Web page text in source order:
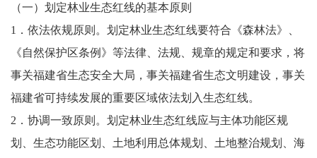
（一）划定林业生态红线的基本原则
1．依法依规原则。划定林业生态红线要符合《森林法》、
《自然保护区条例》等法律、法规、规章的规定和要求，将
事关福建省生态安全大局，事关福建省生态文明建设，事关
福建省可持续发展的重要区域依法划入生态红线。
2．协调一致原则。划定林业生态红线应与主体功能区规
划、生态功能区划、土地利用总体规划、土地整治规划、海